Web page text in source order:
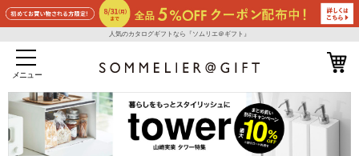
人気のカタログギフトなら『ソムリエ＠ギフト』
メニュー